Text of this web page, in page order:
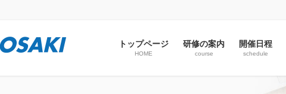
トップページ
HOME
研修の案内
course
開催日程
schedule